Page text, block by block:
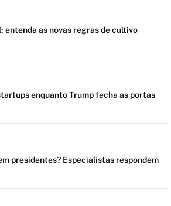
entenda as novas regras de cultivo
enquanto Trump fecha as portas
presidentes? Especialistas respondem